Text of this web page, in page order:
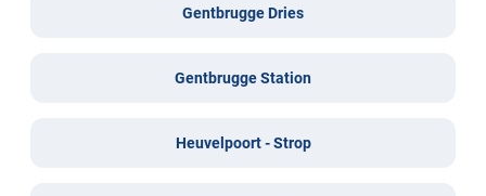
Gentbrugge Dries
Gentbrugge Station
Heuvelpoort - Strop